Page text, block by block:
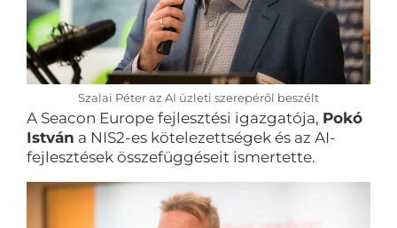
Szalai Péter az AI üzleti szerepéről beszélt
A Seacon Europe fejlesztési igazgatója, Pokó
István a NIS2-es kötelezettségek és az AI-
fejlesztések összefüggéseit ismertette.